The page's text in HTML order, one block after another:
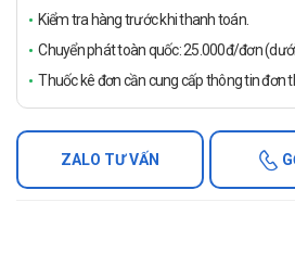
Kiểm tra hàng trước khi thanh toán.
Chuyển phát toàn quốc: 25.000đ/đơn
Thuốc kê đơn cần cung cấp thông tin đơn
ZALO TƯ VẤN